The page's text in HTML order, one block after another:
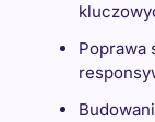
Poprawa